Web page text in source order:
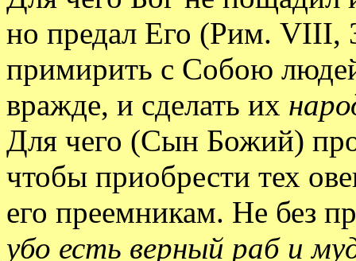
но предал Его (Рим. VIII,
примирить с Собою
вражде, и сделать их
Для чего (Сын Божий)
чтобы приобрести тех
его преемникам. Не без
убо есть верный раб и